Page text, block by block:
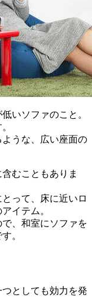
いソファのこと。
うな、広い座面の
むこともありま
って、床に近いロ
イテム。
、和室にソファを
。
としても効力を発